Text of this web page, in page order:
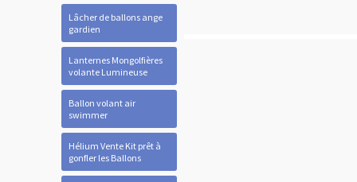
Lâcher de ballons ange
gardien
Lanternes Mongolfières
volante Lumineuse
Ballon volant air
swimmer
Hélium Vente Kit prêt à
gonfler les Ballons